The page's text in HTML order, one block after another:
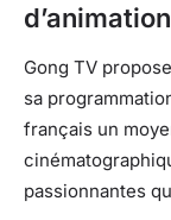
d’animation
Gong TV
sa
français un
passionnantes